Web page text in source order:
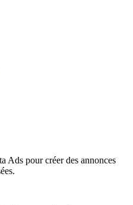
Ads pour créer des annonces